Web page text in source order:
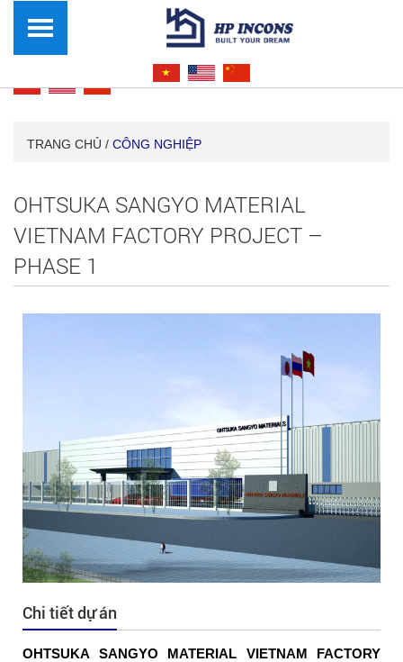
TRANG CHỦ / CÔNG NGHIỆP
OHTSUKA SANGYO MATERIAL
VIETNAM FACTORY PROJECT –
PHASE 1
Chi tiết dự án
OHTSUKA SANGYO MATERIAL VIETNAM FACTORY